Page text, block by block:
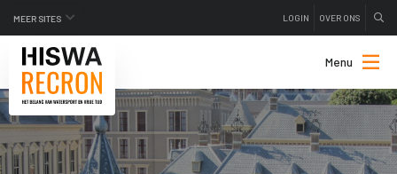
MEER SITES LOGIN OVER ONS
Menu